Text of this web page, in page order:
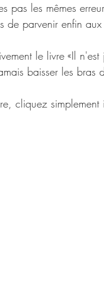
pas les mêmes
de parvenir enfin
le livre «Il
baisser les bras
cliquez